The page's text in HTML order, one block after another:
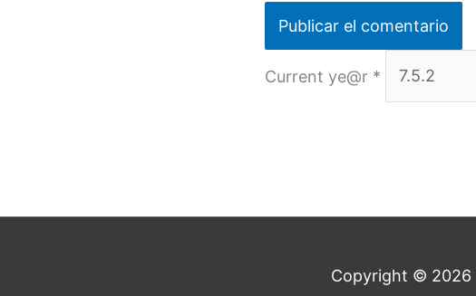
Current ye@r *
Copyright © 2026